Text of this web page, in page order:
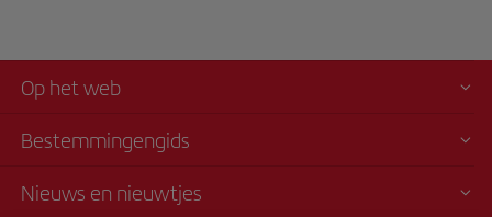
Op het web
Bestemmingengids
Nieuws en nieuwtjes